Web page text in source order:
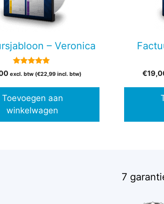
– Veronica
5.00
van 5
excl. btw (€22,99 incl. btw)
Toevoegen aan
winkelwagen
€
7